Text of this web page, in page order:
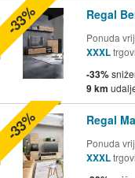
Regal
Ponuda
XXXL
-33%
9 km
-33%
Regal
Ponuda
XXXL
-33%